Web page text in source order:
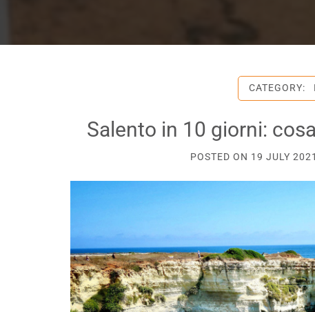
CATEGORY:
Salento in 10 giorni:
POSTED ON 19 JULY 2021